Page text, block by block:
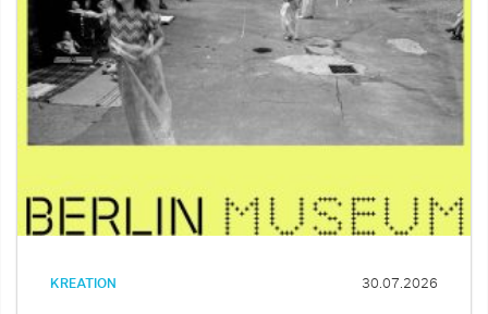
KREATION 30.07.2026